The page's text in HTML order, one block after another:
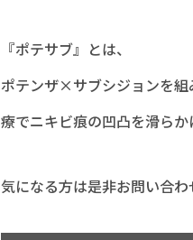
『ポテサブ』とは、
ポテンザ×サブシジョンを組
療でニキビ痕の凹凸を滑ら
気になる方は是非お問い合わ